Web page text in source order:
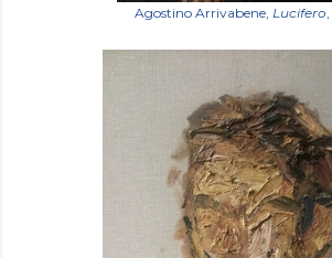
Agostino Arrivabene, Lucifero